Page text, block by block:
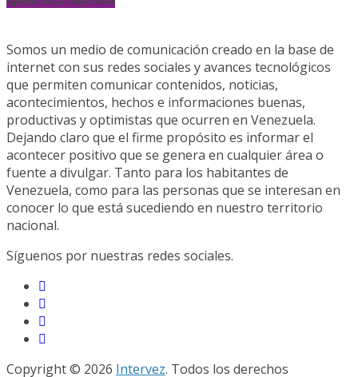
Somos un medio de comunicación creado en la base de
internet con sus redes sociales y avances tecnológicos
que permiten comunicar contenidos, noticias,
acontecimientos, hechos e informaciones buenas,
productivas y optimistas que ocurren en Venezuela.
Dejando claro que el firme propósito es informar el
acontecer positivo que se genera en cualquier área o
fuente a divulgar. Tanto para los habitantes de
Venezuela, como para las personas que se interesan en
conocer lo que está sucediendo en nuestro territorio
nacional.
Síguenos por nuestras redes sociales.
Copyright © 2026 Intervez. Todos los derechos